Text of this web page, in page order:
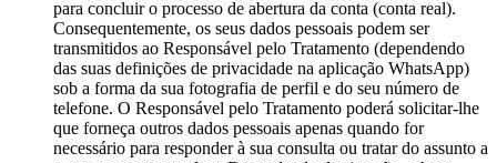
para concluir o processo de abertura da conta (conta real).
Consequentemente, os seus dados pessoais podem ser
transmitidos ao Responsável pelo Tratamento (dependendo
das suas definições de privacidade na aplicação WhatsApp)
sob a forma da sua fotografia de perfil e do seu número de
telefone. O Responsável pelo Tratamento poderá solicitar-lhe
que forneça outros dados pessoais apenas quando for
necessário para responder à sua consulta ou tratar do assunto a